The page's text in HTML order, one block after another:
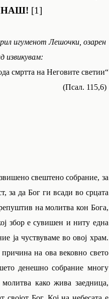
НАШ! [1]
игуменот Лешочки, озарен
извикувам:
смртта на Неговите светии“
(Псал. 115,6)
свештено собрание, за
за да Бог ги всади во срцата
на молитва кон Бога,
збор е сувишен и ниту една
ја чуствуваме во овој храм.
причина на ова вековно свето
денешно собрание многу
како жива заедница,